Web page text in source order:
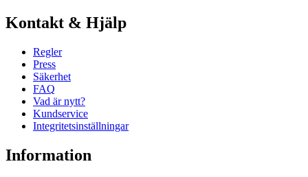
Kontakt & Hjälp
Regler
Press
Säkerhet
FAQ
Vad är nytt?
Kundservice
Integritetsinställningar
Information